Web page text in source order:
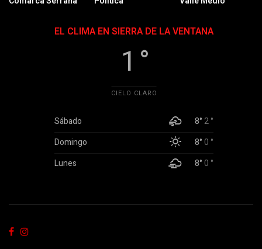
EL CLIMA EN SIERRA DE LA VENTANA
1 °
CIELO CLARO
Sábado 8°2 °
Domingo
8°0 °
Lunes
8°0 °